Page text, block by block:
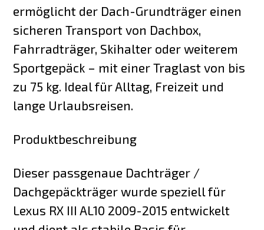
ermöglicht der Dach-Grundträger einen
sicheren Transport von Dachbox,
Fahrradträger, Skihalter oder weiterem
Sportgepäck – mit einer Traglast von bis
zu 75 kg. Ideal für Alltag, Freizeit und
lange Urlaubsreisen.
Produktbeschreibung
Dieser passgenaue Dachträger /
Dachgepäckträger wurde speziell für
Lexus RX III AL10 2009-2015 entwickelt